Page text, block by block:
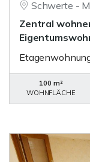
Schwerte -
Zentral
100 m²
WOHNFLÄCHE